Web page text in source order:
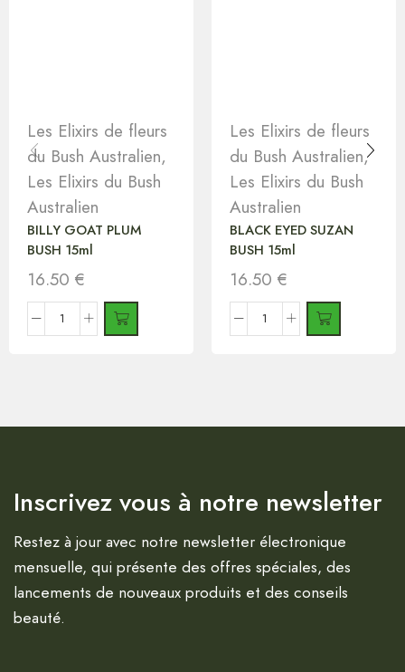
Les Elixirs de fleurs
du Bush Australien,
Les Elixirs du Bush
Australien
BILLY GOAT PLUM
BUSH 15ml
16.50 €
Les Elixirs de fleurs
du Bush Australien,
Les Elixirs du Bush
Australien
BLACK EYED SUZAN
BUSH 15ml
16.50 €
Inscrivez vous à notre newsletter
Restez à jour avec notre newsletter électronique
mensuelle, qui présente des offres spéciales, des
lancements de nouveaux produits et des conseils
beauté.